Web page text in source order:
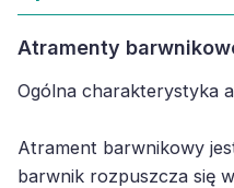
Atramenty
Ogólna charakterystyka
Atrament barwnikowy
barwnik rozpuszcza się